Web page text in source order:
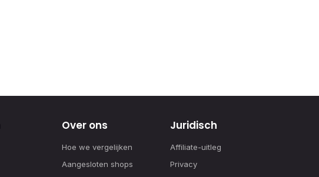
Over ons
Hoe we vergelijken
Aangesloten shops
Juridisch
Affiliate-uitleg
Privacy